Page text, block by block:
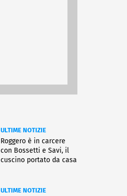
ULTIME NOTIZIE
Roggero è in carcere
con Bossetti e Savi, il
cuscino portato da casa
ULTIME NOTIZIE